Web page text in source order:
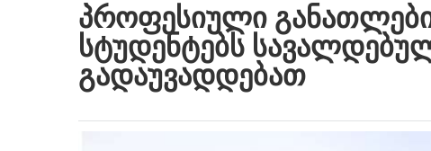
ᲞᲠᲝᲤᲔᲡᲘᲣᲚᲘ
ᲡᲢᲣᲓᲔᲜᲢᲔᲑᲡ
ᲒᲐᲓᲐᲣᲕᲐᲓᲓᲔᲑᲐᲗ